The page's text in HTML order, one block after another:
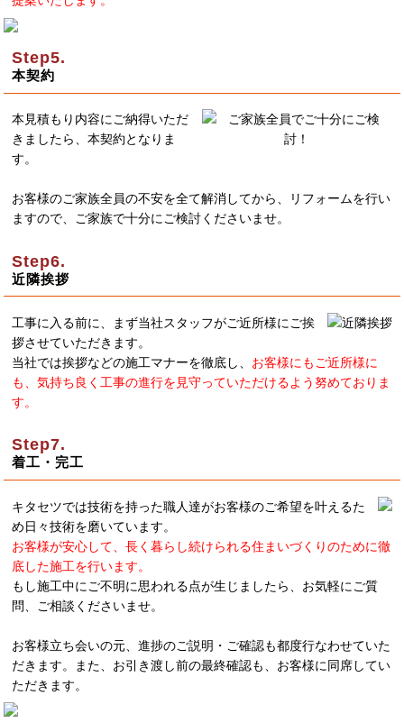
本契約
本見積もり内容にご納得いただ
きましたら、本契約となりま
す。
お客様のご家族全員の不安を全て解消してから、リフォームを行い
ますので、ご家族で十分にご検討くださいませ。
近隣挨拶
工事に入る前に、まず当社スタッフがご近所様にご挨
拶させていただきます。
当社では挨拶などの施工マナーを徹底し、 お客様にもご近所様に
も、気持ち良く工事の進行を見守っていただけるよう努めておりま
す。
着工・完工
キタセツでは技術を持った職人達がお客様のご希望を叶えるた
め日々技術を磨いています。
お客様が安心して、長く暮らし続けられる住まいづくりのために徹
底した施工を行います。
もし施工中にご不明に思われる点が生じましたら、お気軽にご質
問、ご相談くださいませ。
お客様立ち会いの元、進捗のご説明・ご確認も都度行なわせていた
だきます。また、お引き渡し前の最終確認も、お客様に同席してい
ただきます。